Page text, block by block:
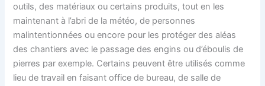
outils, des matériaux ou certains produits, tout en les
maintenant à l’abri de la météo, de personnes
malintentionnées ou encore pour les protéger des aléas
des chantiers avec le passage des engins ou d’éboulis de
pierres par exemple. Certains peuvent être utilisés comme
lieu de travail en faisant office de bureau, de salle de